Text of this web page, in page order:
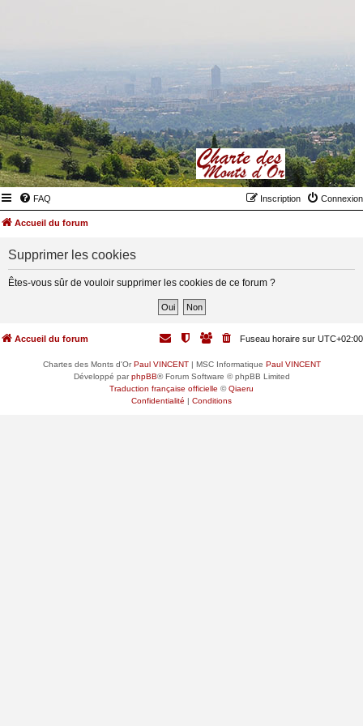
FAQ Connexion
Inscription
Accueil du forum
Supprimer les cookies
Êtes-vous sûr de vouloir supprimer les cookies de ce forum ?
Accueil du forum Fuseau horaire sur UTC+02:00
Chartes des Monts d'OrPaul VINCENT| MSC Informatique Paul VINCENT
Développé parphpBB® Forum Software © phpBB Limited
Traduction française officielle ©Qiaeru
Confidentialité | Conditions